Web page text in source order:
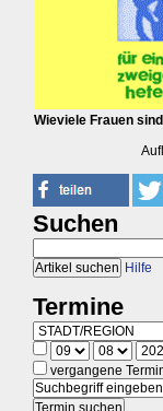
Wieviele Frauen
Suchen
Hilfe
Termine
vergangene